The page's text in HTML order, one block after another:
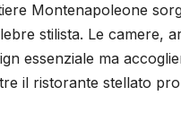
Montenapoleone
stilista. Le camere,
essenziale ma
il ristorante stellato